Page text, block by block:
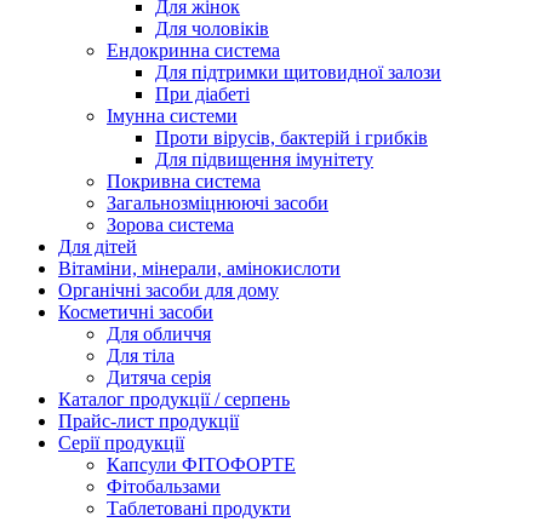
Для жінок
Для чоловіків
Ендокринна система
Для підтримки щитовидної залози
При діабеті
Імунна системи
Проти вірусів, бактерій і грибків
Для підвищення імунітету
Покривна система
Загальнозміцнюючі засоби
Зорова система
Для дітей
Вітаміни, мінерали, амінокислоти
Органічні засоби для дому
Косметичні засоби
Для обличчя
Для тіла
Дитяча серія
Каталог продукції / серпень
Прайс-лист продукції
Серії продукції
Капсули ФІТОФОРТЕ
Фітобальзами
Таблетовані продукти